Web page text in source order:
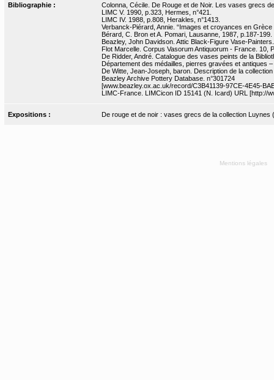
Bibliographie :
Colonna, Cécile. De Rouge et de Noir. Les vases grecs
LIMC V. 1990, p.323, Hermes, n°421.
LIMC IV. 1988, p.808, Herakles, n°1413.
Verbanck-Piérard, Annie. “Images et croyances en
Bérard, C. Bron et A. Pomari, Lausanne, 1987, p.187-
Beazley, John Davidson. Attic Black-Figure Vase-
Flot Marcelle. Corpus Vasorum Antiquorum - France. 10,
De Ridder, André. Catalogue des vases peints de la
Département des médailles, pierres gravées et antiques
De Witte, Jean-Joseph, baron. Description de la
Beazley Archive Pottery Database. n°301724
[www.beazley.ox.ac.uk/record/C3B41139-97CE-4E45-
LIMC-France. LIMCicon ID 15141 (N. Icard) URL [http://
Expositions : De rouge et de noir : vases grecs de la collection Luynes
Mentions légales